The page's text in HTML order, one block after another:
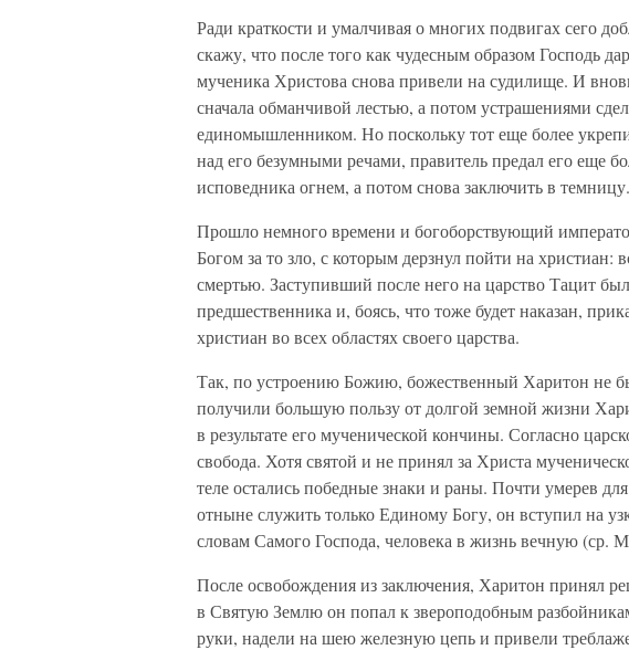
Ради краткости и умалчивая о многих подвигах сего
скажу, что после того как чудесным образом Господь
мученика Христова снова привели на судилище. И
сначала обманчивой лестью, а потом устрашениями
единомышленником. Но поскольку тот еще более
над его безумными речами, правитель предал его еще
исповедника огнем, а потом снова заключить в темницу.
Прошло немного времени и богоборствующий
Богом за то зло, с которым дерзнул пойти на
смертью. Заступивший после него на царство Тацит
предшественника и, боясь, что тоже будет наказан,
христиан во всех областях своего царства.
Так, по устроению Божию, божественный Харитон не
получили большую пользу от долгой земной жизни
в результате его мученической кончины. Согласно
свобода. Хотя святой и не принял за Христа
теле остались победные знаки и раны. Почти умерев
отныне служить только Единому Богу, он вступил на
словам Самого Господа, человека в жизнь вечную (ср.
После освобождения из заключения, Харитон принял
в Святую Землю он попал к звероподобным
руки, надели на шею железную цепь и привели